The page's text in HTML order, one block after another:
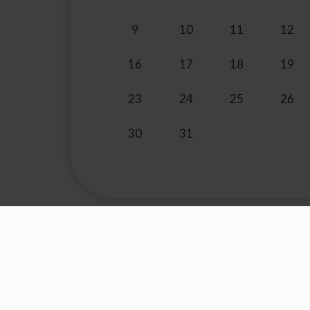
9 10 11 12
16 17 18 19
23 24 25 26
30 31